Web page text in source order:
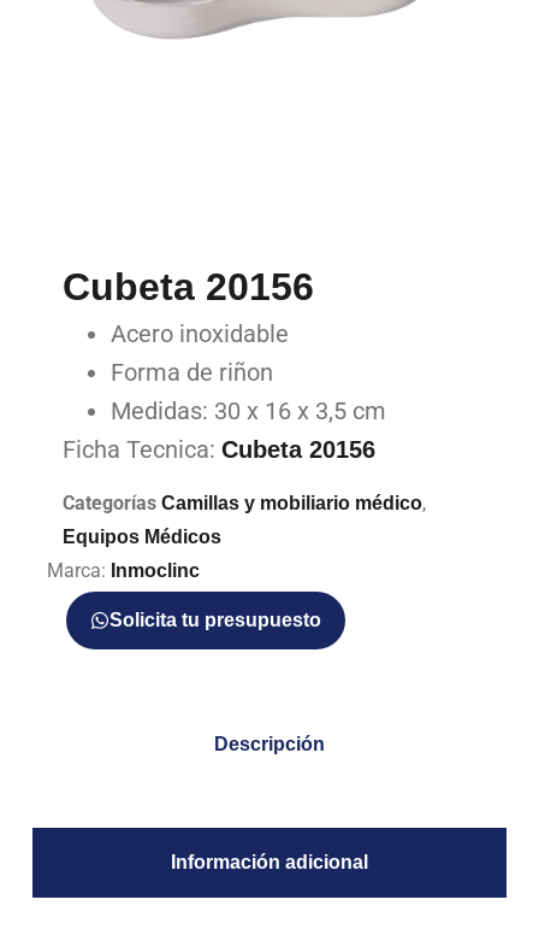
Cubeta 20156
Acero inoxidable
Forma de riñon
Medidas: 30 x 16 x 3,5 cm
Ficha Tecnica: Cubeta 20156
Categorías Camillas y mobiliario médico,
Equipos Médicos
Marca: Inmoclinc
Solicita tu presupuesto
Descripción
Información adicional